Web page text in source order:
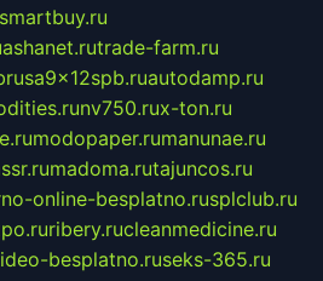
ashanet.rutrade-farm.ru
autodamp.ru
nv750.rux-ton.ru
modopaper.rumanunae.ru
madoma.rutajuncos.ru
online-besplatno.rusplclub.ru
ribery.rucleanmedicine.ru
besplatno.ruseks-365.ru